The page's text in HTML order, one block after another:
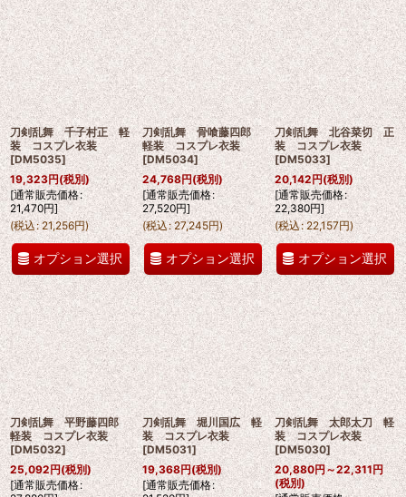
刀剣乱舞 千子村正 軽
装 コスプレ衣装
[DM5035]
19,323円(税別)
[通常販売価格:
21,470円]
(税込: 21,256円)
オプション選択
刀剣乱舞 骨喰藤四郎
軽装 コスプレ衣装
[DM5034]
24,768円(税別)
[通常販売価格:
27,520円]
(税込: 27,245円)
オプション選択
刀剣乱舞 北谷菜切 正
装 コスプレ衣装
[DM5033]
20,142円(税別)
[通常販売価格:
22,380円]
(税込: 22,157円)
オプション選択
刀剣乱舞 平野藤四郎
軽装 コスプレ衣装
[DM5032]
25,092円(税別)
[通常販売価格:
刀剣乱舞 堀川国広 軽
装 コスプレ衣装
[DM5031]
19,368円(税別)
[通常販売価格:
刀剣乱舞 太郎太刀 軽
装 コスプレ衣装
[DM5030]
20,880円～22,311円
(税別)